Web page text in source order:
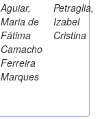
Aguiar,
Maria de
Fátima
Camacho
Ferreira
Marques
Petraglia,
Izabel
Cristina